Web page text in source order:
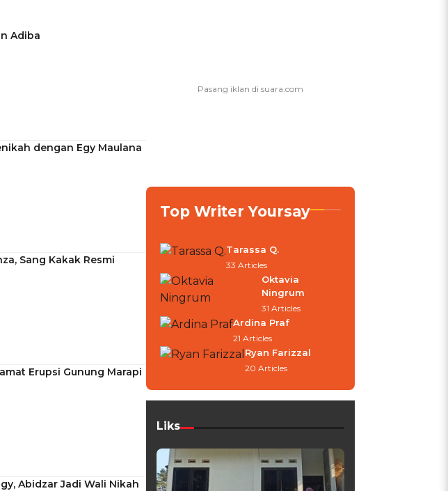
Adiba
dengan Egy Maulana
Sang Kakak Resmi
Erupsi Gunung Marapi
Abidzar Jadi Wali Nikah
Top Writer Yoursay
Tarassa Q.
33 Articles
Oktavia
Ningrum
31 Articles
Ardina Praf
21 Articles
Ryan Farizzal
20 Articles
Liks